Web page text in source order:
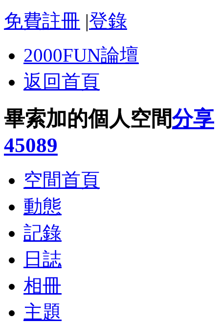
免費註冊 |登錄
2000FUN論壇
返回首頁
畢索加的個人空間分享
45089
空間首頁
動態
記錄
日誌
相冊
主題